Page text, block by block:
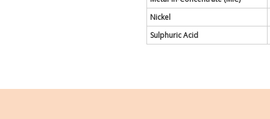
Nickel
Sulphuric Acid